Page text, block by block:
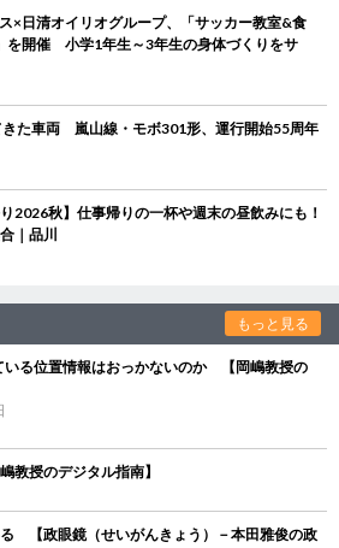
×日清オイリオグループ、「サッカー教室&食
を開催 小学1年生～3年生の身体づくりをサ
きた車両 嵐山線・モボ301形、運行開始55周年
2026秋】仕事帰りの一杯や週末の昼飲みにも！
｜品川
もっと見る
いる位置情報はおっかないのか 【岡嶋教授の
授のデジタル指南】
【政眼鏡（せいがんきょう）－本田雅俊の政